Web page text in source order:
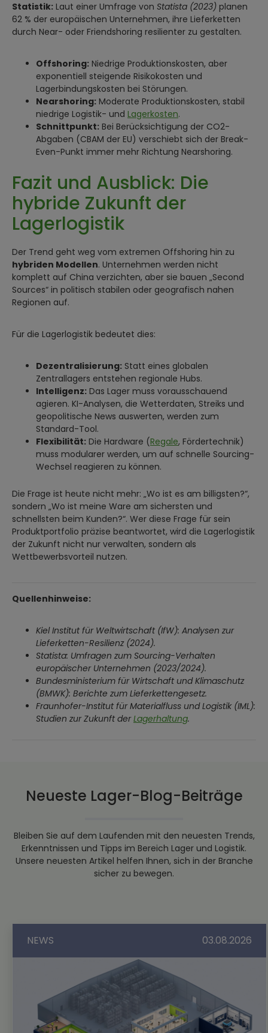
Statistik: Laut einer Umfrage von Statista (2023) planen
62 % der europäischen Unternehmen, ihre Lieferketten
durch Near- oder Friendshoring resilienter zu gestalten.
Offshoring: Niedrige Produktionskosten, aber
exponentiell steigende Risikokosten und
Lagerbindungskosten bei Störungen.
Nearshoring: Moderate Produktionskosten, stabil
niedrige Logistik- und Lagerkosten.
Schnittpunkt: Bei Berücksichtigung der CO2-
Abgaben (CBAM der EU) verschiebt sich der Break-
Even-Punkt immer mehr Richtung Nearshoring.
Fazit und Ausblick: Die
hybride Zukunft der
Lagerlogistik
Der Trend geht weg vom extremen Offshoring hin zu
hybriden Modellen. Unternehmen werden nicht
komplett auf China verzichten, aber sie bauen „Second
Sources“ in politisch stabilen oder geografisch nahen
Regionen auf.
Für die Lagerlogistik bedeutet dies:
Dezentralisierung: Statt eines globalen
Zentrallagers entstehen regionale Hubs.
Intelligenz: Das Lager muss vorausschauend
agieren. KI-Analysen, die Wetterdaten, Streiks und
geopolitische News auswerten, werden zum
Standard-Tool.
Flexibilität: Die Hardware (Regale, Fördertechnik)
muss modularer werden, um auf schnelle Sourcing-
Wechsel reagieren zu können.
Die Frage ist heute nicht mehr: „Wo ist es am billigsten?“,
sondern „Wo ist meine Ware am sichersten und
schnellsten beim Kunden?“. Wer diese Frage für sein
Produktportfolio präzise beantwortet, wird die Lagerlogistik
der Zukunft nicht nur verwalten, sondern als
Wettbewerbsvorteil nutzen.
Quellenhinweise:
Kiel Institut für Weltwirtschaft (IfW): Analysen zur
Lieferketten-Resilienz (2024).
Statista: Umfragen zum Sourcing-Verhalten
europäischer Unternehmen (2023/2024).
Bundesministerium für Wirtschaft und Klimaschutz
(BMWK): Berichte zum Lieferkettengesetz.
Fraunhofer-Institut für Materialfluss und Logistik (IML):
Studien zur Zukunft derLagerhaltung.
Neueste Lager-Blog-Beiträge
Bleiben Sie auf dem Laufenden mit den neuesten Trends,
Erkenntnissen und Tipps im Bereich Lager und Logistik.
Unsere neuesten Artikel helfen Ihnen, sich in der Branche
sicher zu bewegen.
NEWS 03.08.2026